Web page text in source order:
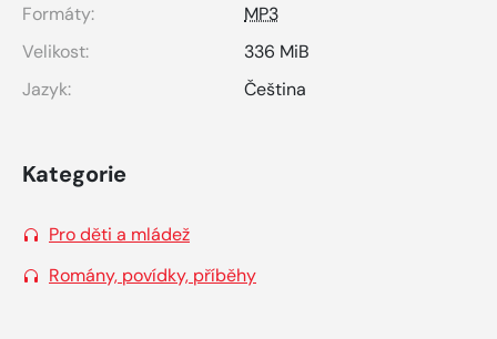
Formáty:
MP3
Velikost:
336 MiB
Jazyk:
Čeština
Kategorie
Pro děti a mládež
Romány, povídky, příběhy